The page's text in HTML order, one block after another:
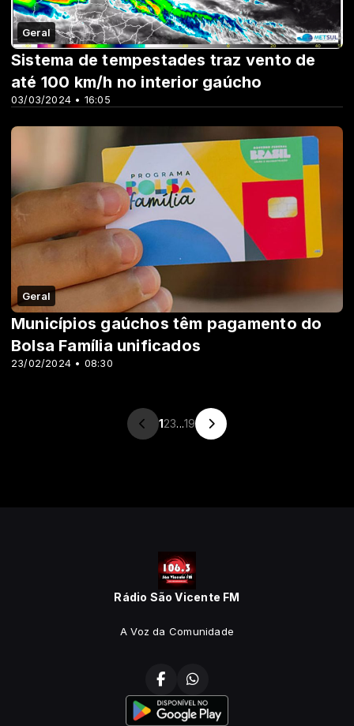
Geral
03/03/2024 • 16:05
Sistema de tempestades traz vento de
até 100 km/h no interior gaúcho
Geral
23/02/2024 • 08:30
Municípios gaúchos têm pagamento do
Bolsa Família unificados
123...19
Rádio São Vicente FM
A Voz da Comunidade